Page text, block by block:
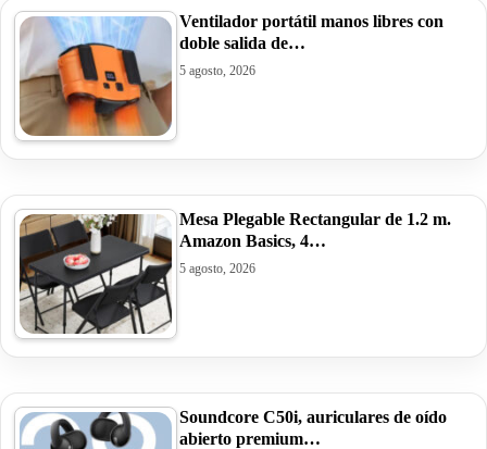
Ventilador portátil manos libres con
doble salida de…
5 agosto, 2026
Mesa Plegable Rectangular de 1.2 m.
Amazon Basics, 4…
5 agosto, 2026
Soundcore C50i, auriculares de oído
abierto premium…